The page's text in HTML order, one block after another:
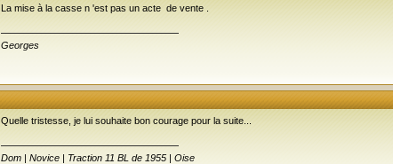
La mise à la casse n 'est pas un acte de vente .
Georges
Quelle tristesse, je lui souhaite bon courage pour la suite...
Dom | Novice | Traction 11 BL de 1955 | Oise